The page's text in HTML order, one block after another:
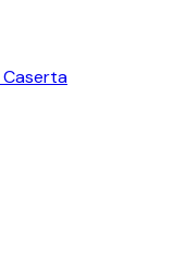
Caserta